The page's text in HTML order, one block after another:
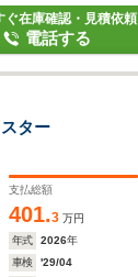
ぐ在庫確認・見積依頼
電話する
ター
支払総額
401.3 万円
年式
2026年
車検
'29/04